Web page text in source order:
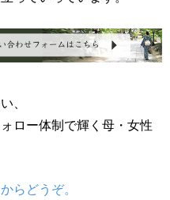
、
ロー体制で輝く母・女性
らどうぞ。